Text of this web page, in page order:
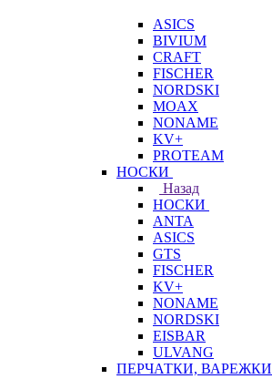
ASICS
BIVIUM
CRAFT
FISCHER
NORDSKI
MOAX
NONAME
KV+
PROTEAM
НОСКИ
Назад
НОСКИ
ANTA
ASICS
GTS
FISCHER
KV+
NONAME
NORDSKI
EISBAR
ULVANG
ПЕРЧАТКИ, ВАРЕЖКИ